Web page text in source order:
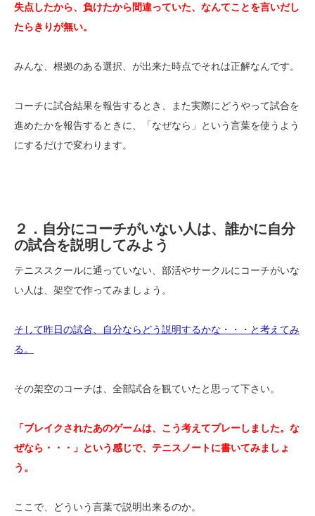
失点したから、負けたから間違っていた、なんてことを言いだし
たらきりが無い。
みんな、根拠のある選択、が出来た時点でそれは正解なんです。
コーチに試合結果を報告するとき、また実際にどうやって試合を
進めたかを報告するときに、「なぜなら」という言葉を使うよう
にするだけで変わります。
２．自分にコーチがいない人は、誰かに自分
の試合を説明してみよう
テニススクールに通っていない、部活やサークルにコーチがいな
い人は、架空で作ってみましょう。
そして昨日の試合、自分ならどう説明するかな・・・と考えてみ
る。
その架空のコーチは、全部試合を観ていたと思って下さい。
「ブレイクされたあのゲームは、こう考えてプレーしました。な
ぜなら・・・」という感じで、テニスノートに書いてみましょ
う。
ここで、どういう言葉で説明出来るのか。